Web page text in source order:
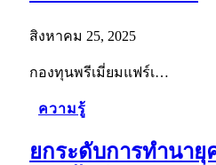
สิงหาคม 25, 2025
กองทุนพรีเมี่ยมแฟร์เ…
ความรู้
ยกระดับการทำนายุ